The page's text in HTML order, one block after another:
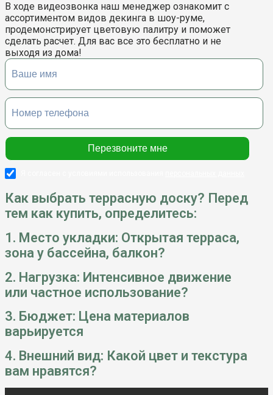
В ходе видеозвонка наш менеджер ознакомит с
ассортиментом видов декинга в шоу-руме,
продемонстрирует цветовую палитру и поможет
сделать расчет. Для вас все это бесплатно и не
выходя из дома!
Как выбрать террасную доску? Перед
тем как купить, определитесь:
1. Место укладки: Открытая терраса,
зона у бассейна, балкон?
2. Нагрузка: Интенсивное движение
или частное использование?
3. Бюджет: Цена материалов
варьируется
4. Внешний вид: Какой цвет и текстура
вам нравятся?